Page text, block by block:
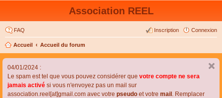
Association REEL
FAQ Connexion
Inscription
Accueil Accueil du forum
04/01/2024 :
Le spam est tel que vous pouvez considérer que votre compte ne sera
jamais activé si vous n'envoyez pas un mail sur
association.reel[at]gmail.com avec votre pseudo et votre mail . Remplacer